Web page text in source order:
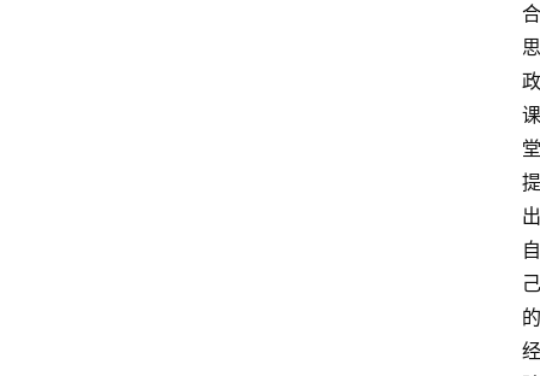
合
思
政
课
堂
提
出
自
己
的
经